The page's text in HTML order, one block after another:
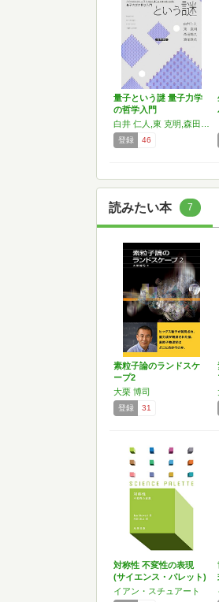
量子という謎 量子力学
の哲学入門
登録 46
読みたい本 7
素粒子論のランドスケ
ープ2
大栗 博司
登録 31
対称性 不変性の表現
(サイエンス・パレット)
イアン・スチュアート